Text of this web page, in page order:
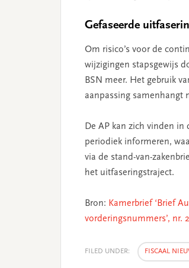
Gefaseerde
Om risico’s voor de
wijzigingen stapsgewijs
BSN meer. Het gebruik
aanpassing samenhangt
De AP kan zich vinden
periodiek informeren,
via de stand-van-
het uitfaseringstraject.
Bron: Kamerbrief ‘Brief
vorderingsnummers’, nr.
FILED UNDER: FISCAAL